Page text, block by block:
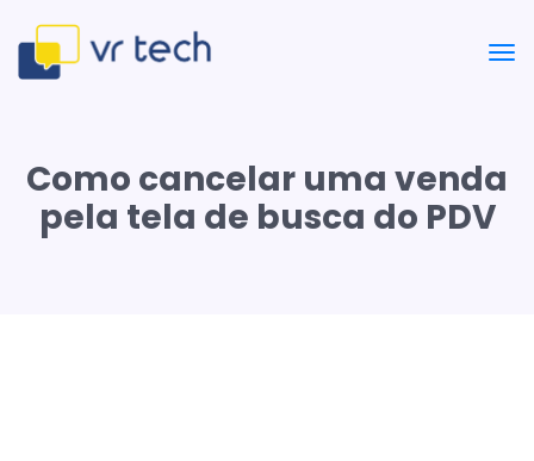
Como cancelar uma venda
pela tela de busca do PDV